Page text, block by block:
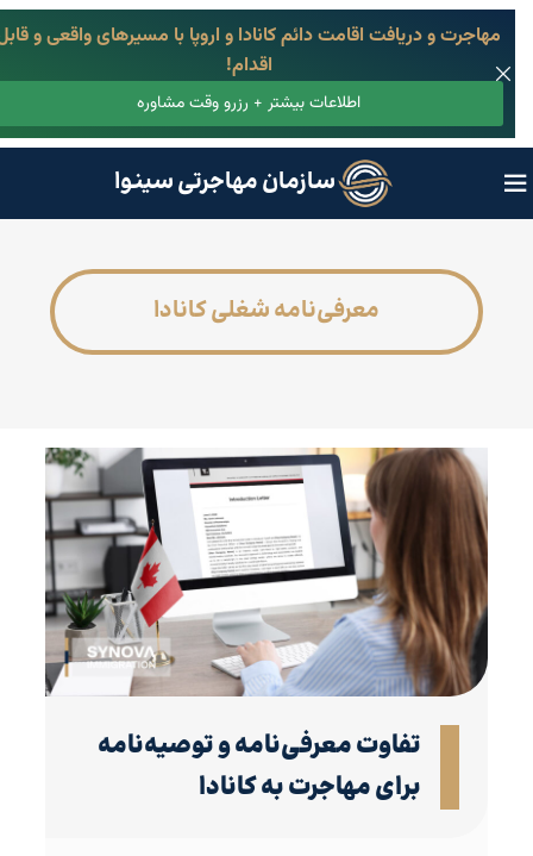
سازمان مهاجرتی سینوا
معرفی‌نامه شغلی کانادا
تفاوت معرفی‌نامه و توصیه‌نامه
برای مهاجرت به کانادا
مهاجرت و دریافت اقامت دائم کانادا و اروپا با مسیرهای واقعی و
اقدام!
اطلاعات بیشتر + رزرو وقت مشاوره